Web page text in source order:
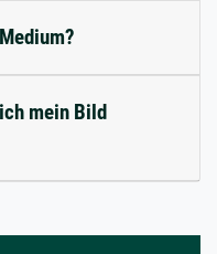
mein Bild